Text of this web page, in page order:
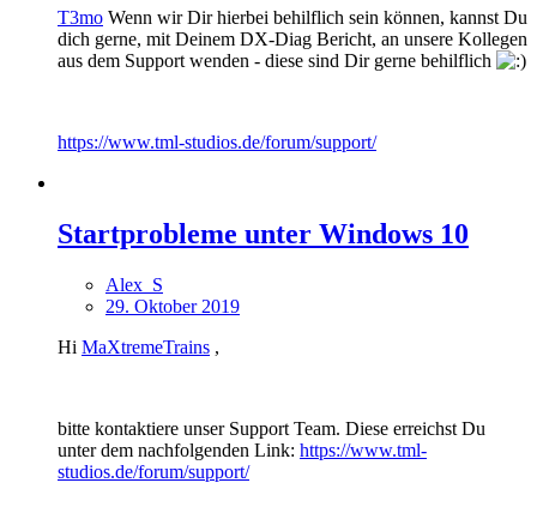
T3mo Wenn wir Dir hierbei behilflich sein können, kannst Du
dich gerne, mit Deinem DX-Diag Bericht, an unsere Kollegen
aus dem Support wenden - diese sind Dir gerne behilflich
https://www.tml-studios.de/forum/support/
Startprobleme unter Windows 10
Alex_S
29. Oktober 2019
Hi MaXtremeTrains ,
bitte kontaktiere unser Support Team. Diese erreichst Du
unter dem nachfolgenden Link: https://www.tml-
studios.de/forum/support/